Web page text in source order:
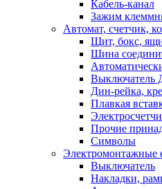
Кабель-канал
Зажим
Автомат, счетчик,
Щит, бокс,
Шина
Дин-рейка,
Плавкая
Прочие
Символы
Электромонтажные
Выключатель
Накладки,